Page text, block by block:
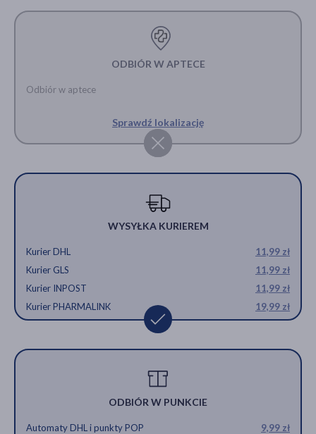
ODBIÓR W APTECE
Odbiór w aptece
Sprawdź lokalizację
WYSYŁKA KURIEREM
Kurier DHL
11,99 zł
Kurier GLS
11,99 zł
Kurier INPOST
11,99 zł
Kurier PHARMALINK
19,99 zł
ODBIÓR W PUNKCIE
Automaty DHL i punkty POP
9,99 zł